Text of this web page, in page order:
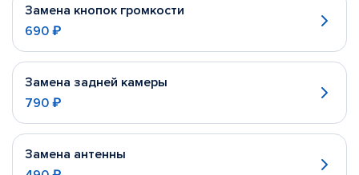
Замена кнопок громкости
690 ₽
Замена задней камеры
790 ₽
Замена антенны